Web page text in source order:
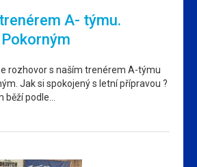
A- týmu.
rozhovor s naším trenérem A-týmu
Jak si spokojený s letní přípravou ?
běží podle…